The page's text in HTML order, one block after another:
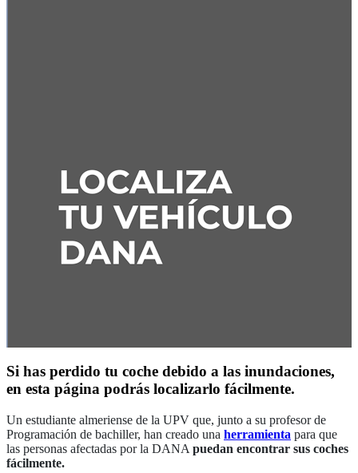
Si has perdido tu coche debido a las inundaciones,
en esta página podrás localizarlo fácilmente.
Un estudiante almeriense de la UPV que, junto a su profesor de
Programación de bachiller, han creado una herramienta para que
las personas afectadas por la DANA puedan encontrar sus coches
fácilmente.